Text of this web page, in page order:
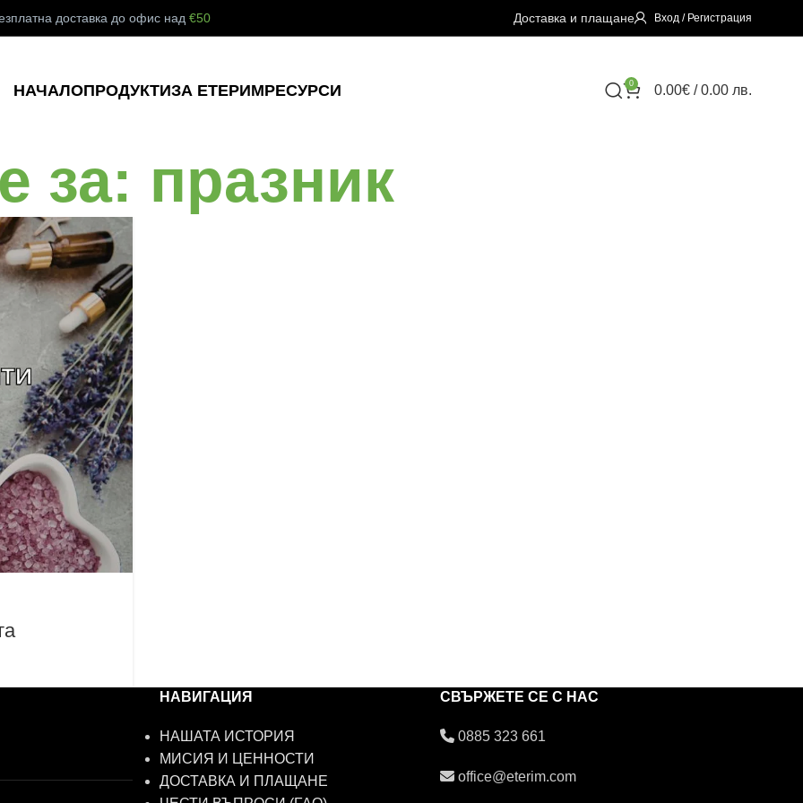
доставка до офис над€50 Доставка и плащане Вход / Регистрация
НАЧАЛОПРОДУКТИЗА ЕТЕРИМРЕСУРСИ 0 0.00€/ 0.00 лв.
за: празник
НАВИГАЦИЯ
НАШАТА ИСТОРИЯ
МИСИЯ И ЦЕННОСТИ
ДОСТАВКА И ПЛАЩАНЕ
СВЪРЖЕТЕ СЕ С НАС
0885 323 661
office@eterim.com